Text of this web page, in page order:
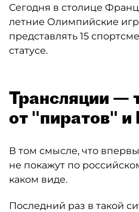
Сегодня в столице
летние Олимпийские
представлять 15
статусе.
Трансляции —
от "пиратов"
В том смысле, что
не покажут по
каком виде.
Последний раз в такой